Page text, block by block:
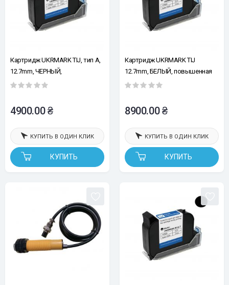
Картридж UKRMARK TIJ, тип A,
12.7mm, ЧЕРНЫЙ,
сольвентный, повышенная
4900.00 ₴
КУПИТЬ
КУПИТЬ В ОДИН КЛИК
Картридж UKRMARK TIJ
12.7mm, БЕЛЫЙ, повышенная
адгезия, быстросохнущий
8900.00 ₴
КУПИТЬ
КУПИТЬ В ОДИН КЛИК